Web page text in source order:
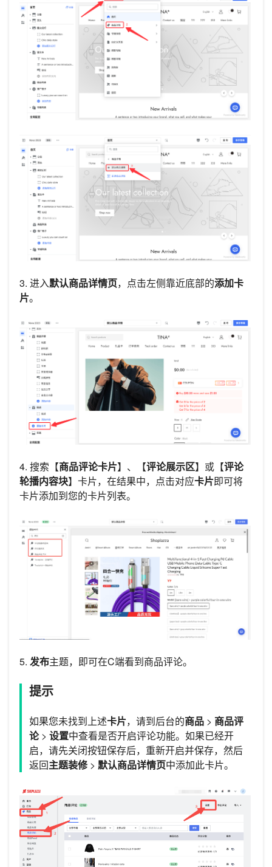
3. 进入默认商品详情页，点击左侧靠近底部的添加卡
片。
4. 搜索【商品评论卡片】、【评论展示区】或【评论
轮播内容块】卡片，在结果中，点击对应卡片即可将
卡片添加到您的卡片列表。
5. 发布主题，即可在C端看到商品评论。
提示
如果您未找到上述卡片，请到后台的商品 > 商品评
论> 设置中查看是否开启评论功能。如果已经开
启，请先关闭按钮保存后，重新开启并保存，然后
返回主题装修> 默认商品详情页中添加此卡片。